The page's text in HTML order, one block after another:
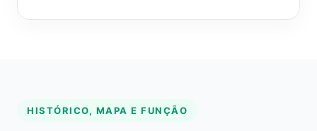
HISTÓRICO, MAPA E FUNÇÃO